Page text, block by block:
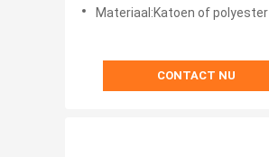
Materiaal:Katoen of polyester
CONTACT NU